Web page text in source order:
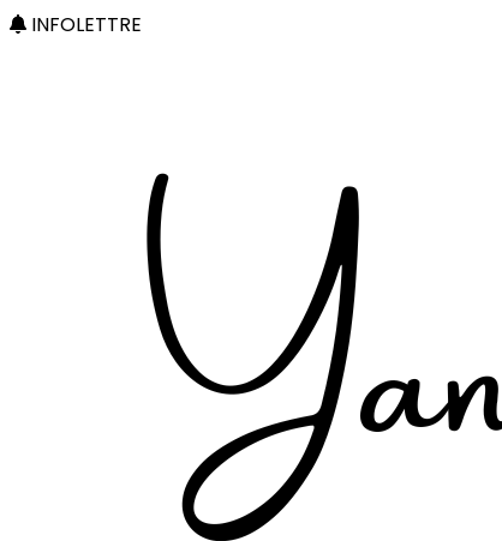
INFOLETTRE